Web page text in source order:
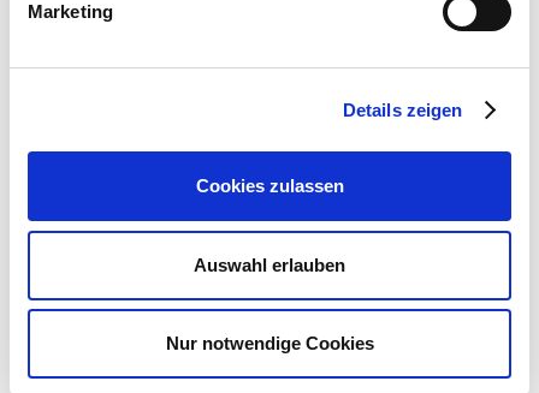
Marketing
Details zeigen
Cookies zulassen
Auswahl erlauben
Nur notwendige Cookies
Weltmarktbilanz Zucker